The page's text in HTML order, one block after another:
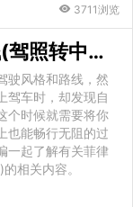
3711浏览
菲律宾驾照转中国需要多少钱(驾照转中国驾照流程)
驶风格和路线，然
驾车时，却发现自
个时候就需要将你
也能畅行无阻的过
一起了解有关菲律
相关内容。